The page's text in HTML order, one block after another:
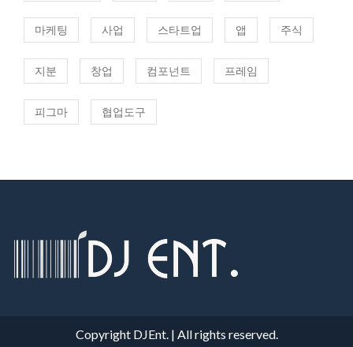
마케팅 사업 스타트업 앱 주식
지분 창업 컴포넌트 프레임
피그마 협업도구
Copyright DJEnt. | All rights reserved.